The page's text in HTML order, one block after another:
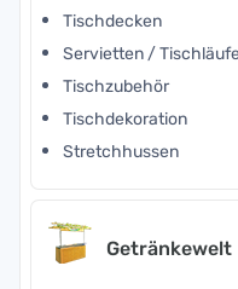
Tischdecken
Servietten /
Tischzubehör
Tischdekoration
Stretchhussen
Getränkewelt